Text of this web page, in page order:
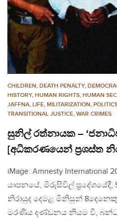
CHILDREN, DEATH PENALTY,
HISTORY, HUMAN RIGHTS, HUMAN
JAFFNA, LIFE, MILITARIZATION,
TRANSITIONAL JUSTICE, WAR CRIMES
සුනිල් රත්නායක –
[අධිකරණයෙන් ප්‍රශස්ත
iMage: Amnesty
යාපනයේ, මිරුසිවිල්
නිරායුද දෙමළ මිනිසුන්
මරණිය දණ්ඩනය නියම වී,